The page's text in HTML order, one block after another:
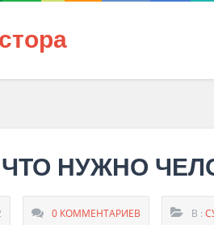
ЧТО НУЖНО
0 КОММЕНТАРИЕВ В :